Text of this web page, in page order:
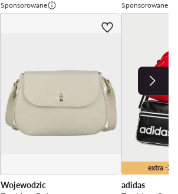
Sponsorowane
Wojewodzic
Sponsorowane
extra -
adidas